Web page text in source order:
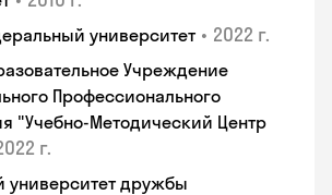
университет • 2022 г.
Учреждение
Профессионального
"Учебно-Методический Центр
г.
университет дружбы